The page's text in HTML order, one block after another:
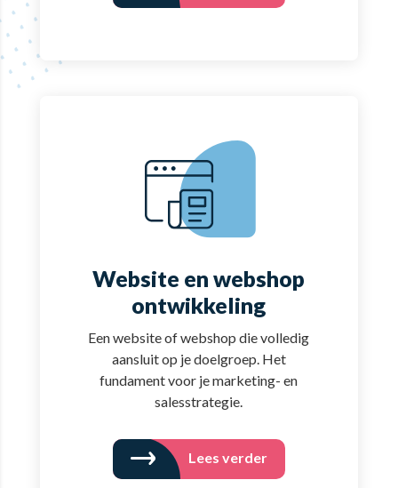
Website en webshop
ontwikkeling
Een website of webshop die volledig
aansluit op je doelgroep. Het
fundament voor je marketing- en
salesstrategie.
Lees verder